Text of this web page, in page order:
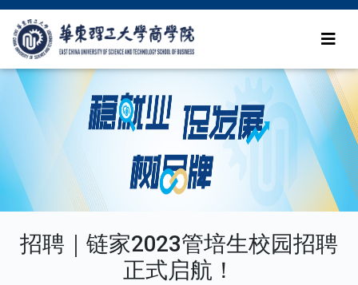
招聘｜链家2023管培生校园招聘
正式启航！